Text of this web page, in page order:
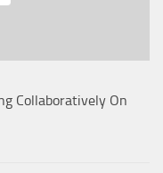
Collaboratively On